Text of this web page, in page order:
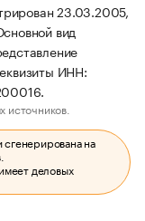
23.03.2005,
вид
ИНН:
источников.
на
деловых